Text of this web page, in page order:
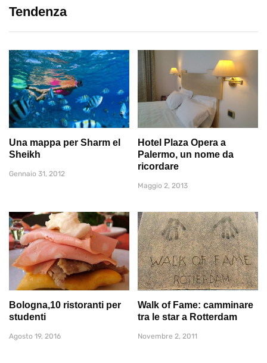
Tendenza
Una mappa per Sharm el
Sheikh
Gennaio 31, 2012
Hotel Plaza Opera a
Palermo, un nome da
ricordare
Maggio 2, 2013
Bologna,10 ristoranti per
studenti
Agosto 19, 2016
Walk of Fame: camminare
tra le star a Rotterdam
Novembre 2, 2011